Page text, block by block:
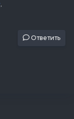
,
Ответить